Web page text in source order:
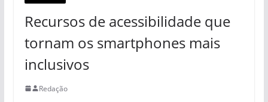
Recursos de acessibilidade que
tornam os smartphones mais
inclusivos
Redação